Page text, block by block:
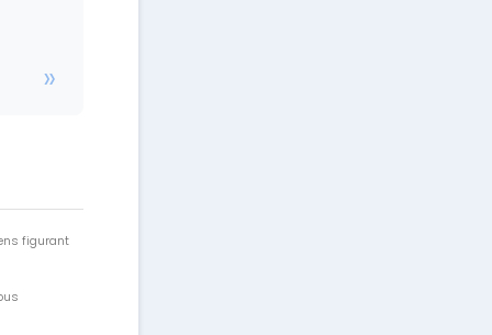
figurant